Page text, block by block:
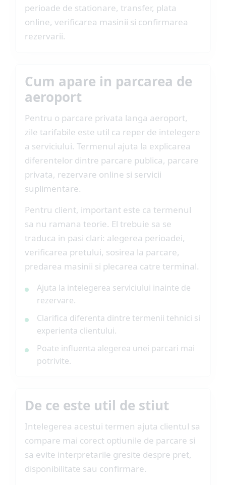
perioade de stationare, transfer, plata
online, verificarea masinii si confirmarea
rezervarii.
Cum apare in parcarea de
aeroport
Pentru o parcare privata langa aeroport,
zile tarifabile este util ca reper de intelegere
a serviciului. Termenul ajuta la explicarea
diferentelor dintre parcare publica, parcare
privata, rezervare online si servicii
suplimentare.
Pentru client, important este ca termenul
sa nu ramana teorie. El trebuie sa se
traduca in pasi clari: alegerea perioadei,
verificarea pretului, sosirea la parcare,
predarea masinii si plecarea catre terminal.
Ajuta la intelegerea serviciului inainte de
rezervare.
Clarifica diferenta dintre termenii tehnici si
experienta clientului.
Poate influenta alegerea unei parcari mai
potrivite.
De ce este util de stiut
Intelegerea acestui termen ajuta clientul sa
compare mai corect optiunile de parcare si
sa evite interpretarile gresite despre pret,
disponibilitate sau confirmare.